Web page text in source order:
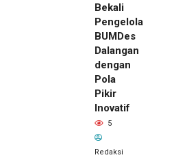
Bekali
Pengelola
BUMDes
Dalangan
dengan
Pola
Pikir
Inovatif
5
Redaksi
22 jam lalu
Pemilik
Royal
Phone